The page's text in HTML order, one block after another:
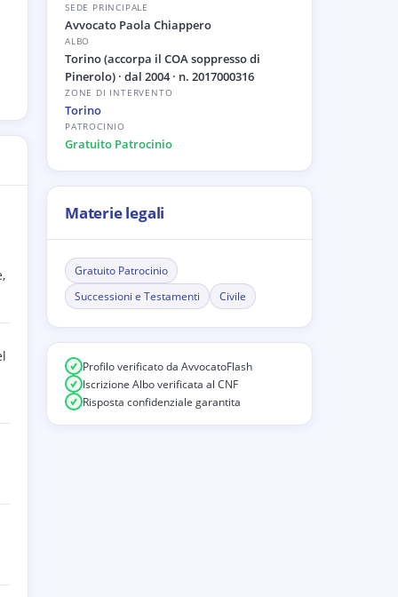
SEDE PRINCIPALE
Avvocato Paola Chiappero
ALBO
Torino (accorpa il COA soppresso di
Pinerolo) · dal 2004· n. 2017000316
ZONE DI INTERVENTO
Torino
PATROCINIO
Gratuito Patrocinio
Materie legali
Gratuito Patrocinio
Successioni e Testamenti
Civile
Profilo verificato da AvvocatoFlash
Iscrizione Albo verificata al CNF
Risposta confidenziale garantita